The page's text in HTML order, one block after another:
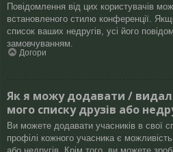
Повідомлення від цих користувачів
встановленого стилю конференції.
список ваших недругів, усі його
замовчуванням.
Догори
Як я можу додавати /
мого списку друзів або
Ви можете додавати учасників в свої
профілі кожного учасника є